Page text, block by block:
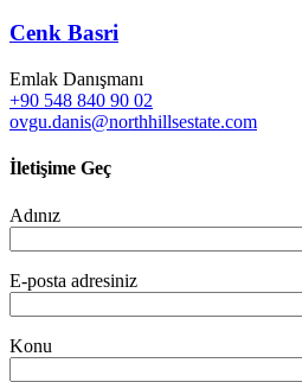
Cenk Basri
Emlak Danışmanı
+90 548 840 90 02
ovgu.danis@northhillsestate.com
İletişime Geç
Adınız
E-posta adresiniz
Konu